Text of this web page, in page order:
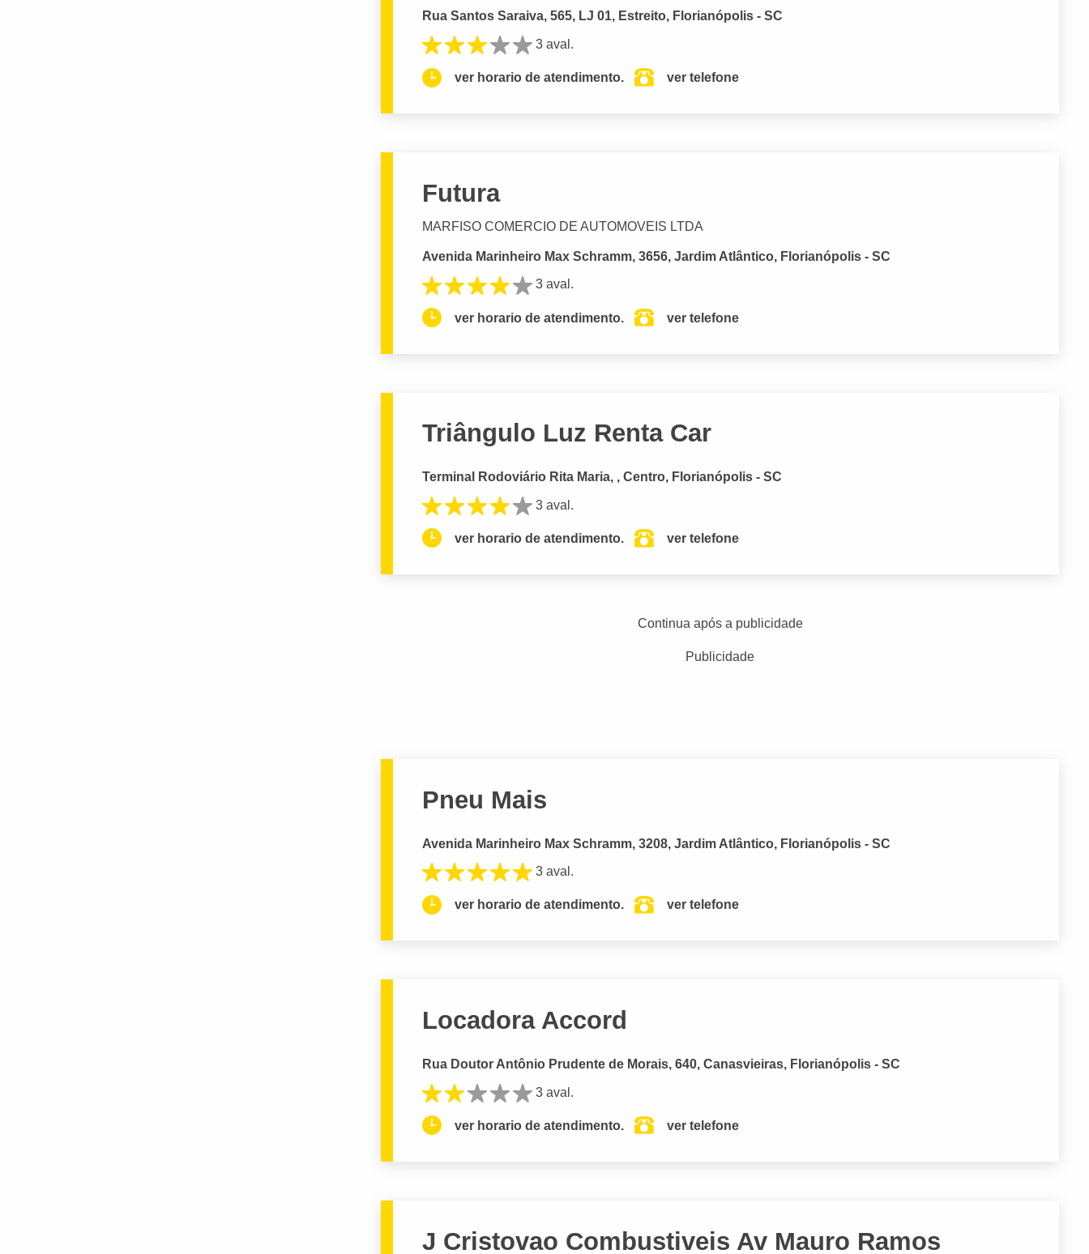
Rua Santos Saraiva, 565, LJ 01, Estreito, Florianópolis - SC
3 aval.
ver horario de atendimento. ver telefone
Futura
MARFISO COMERCIO DE AUTOMOVEIS LTDA
Avenida Marinheiro Max Schramm, 3656, Jardim Atlântico, Florianópolis - SC
3 aval.
ver horario de atendimento. ver telefone
Triângulo Luz Renta Car
Terminal Rodoviário Rita Maria, , Centro, Florianópolis - SC
3 aval.
ver horario de atendimento. ver telefone
Continua após a publicidade
Publicidade
Pneu Mais
Avenida Marinheiro Max Schramm, 3208, Jardim Atlântico, Florianópolis - SC
3 aval.
ver horario de atendimento. ver telefone
Locadora Accord
Rua Doutor Antônio Prudente de Morais, 640, Canasvieiras, Florianópolis - SC
3 aval.
ver horario de atendimento. ver telefone
J Cristovao Combustiveis Av Mauro Ramos